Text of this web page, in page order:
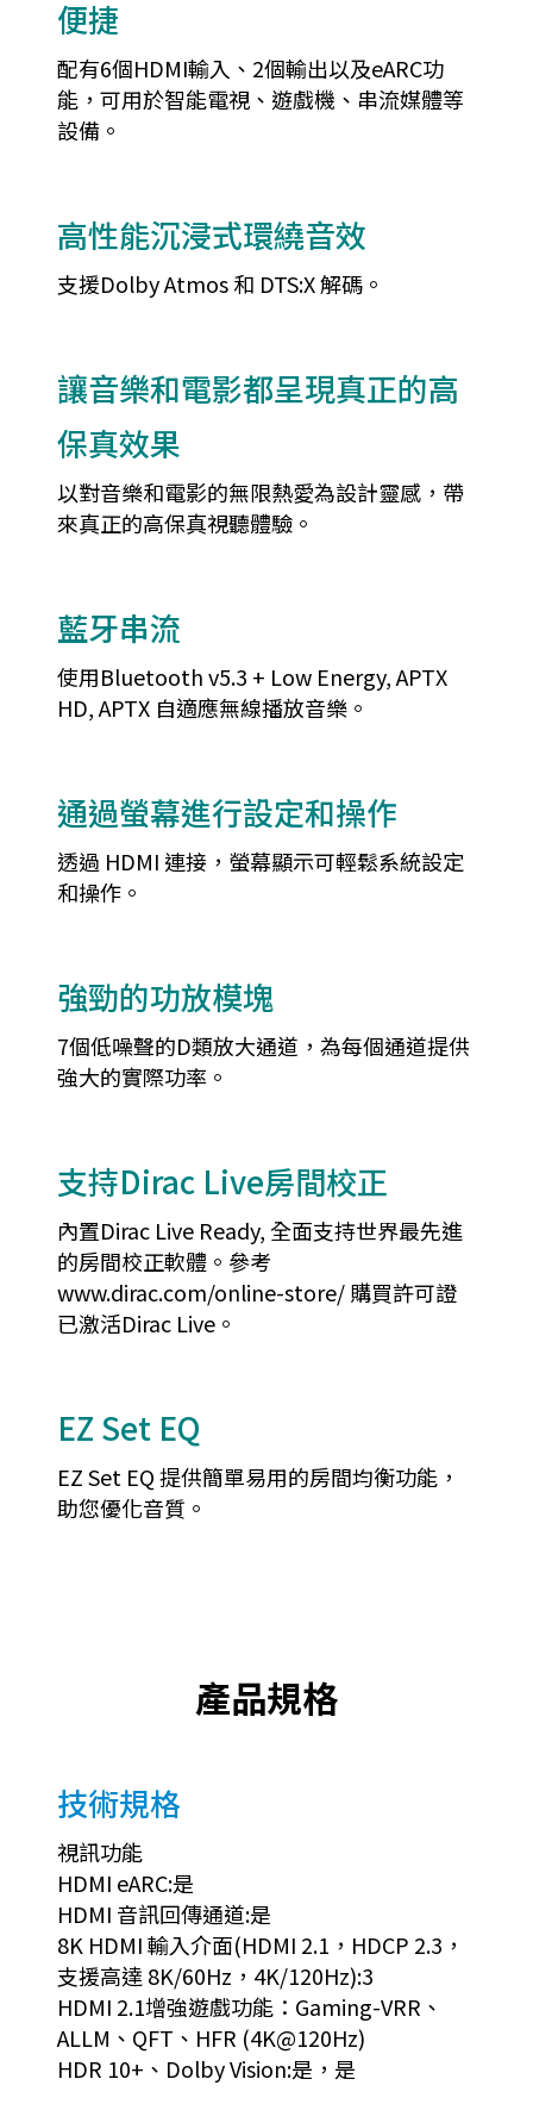
便捷
配有6個HDMI輸入、2個輸出以及eARC功
能，可用於智能電視、遊戲機、串流媒體等
設備。
高性能沉浸式環繞音效
支援Dolby Atmos 和 DTS:X 解碼。
讓音樂和電影都呈現真正的高
保真效果
以對音樂和電影的無限熱愛為設計靈感，帶
來真正的高保真視聽體驗。
藍牙串流
使用Bluetooth v5.3 + Low Energy, APTX
HD, APTX 自適應無線播放音樂。
通過螢幕進行設定和操作
透過 HDMI 連接，螢幕顯示可輕鬆系統設定
和操作。
強勁的功放模塊
7個低噪聲的D類放大通道，為每個通道提供
強大的實際功率。
支持Dirac Live房間校正
內置Dirac Live Ready, 全面支持世界最先進
的房間校正軟體。參考
www.dirac.com/online-store/ 購買許可證
已激活Dirac Live。
EZ Set EQ
EZ Set EQ 提供簡單易用的房間均衡功能，
助您優化音質。
產品規格
技術規格
視訊功能
HDMI eARC:是
HDMI 音訊回傳通道:是
8K HDMI 輸入介面(HDMI 2.1，HDCP 2.3，
支援高達 8K/60Hz，4K/120Hz):3
HDMI 2.1增強遊戲功能：Gaming-VRR、
ALLM、QFT、HFR (4K@120Hz)
HDR 10+、Dolby Vision:是，是